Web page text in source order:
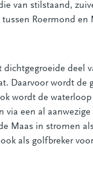
van stilstaand,
Roermond en
dichtgegroeide deel
Daarvoor wordt de
wordt de
een al
Maas in stromen
als golfbreker